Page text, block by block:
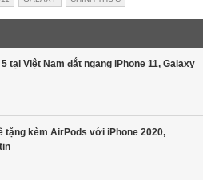
tại Việt Nam đắt ngang iPhone 11, Galaxy
tặng kèm AirPods với iPhone 2020,